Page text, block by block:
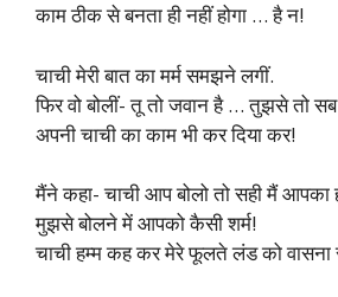
काम ठीक से बनता ही नहीं होगा … है न!
चाची मेरी बात का मर्म समझने लगीं.
फिर वो बोलीं- तू तो जवान है … तुझसे तो सब
अपनी चाची का काम भी कर दिया कर!
मैंने कहा- चाची आप बोलो तो सही मैं आपका
मुझसे बोलने में आपको कैसी शर्म!
चाची हम्म कह कर मेरे फूलते लंड को